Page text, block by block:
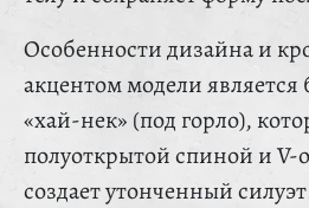
Особенности дизайна и
акцентом модели
«хай-нек» (под горло),
полуоткрытой спиной и
создает утонченный